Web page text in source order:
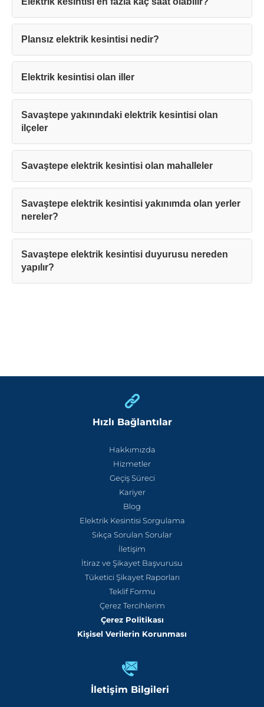
Plansız elektrik kesintisi nedir?
Elektrik kesintisi olan iller
Savaştepe yakınındaki elektrik kesintisi olan
ilçeler
Savaştepe elektrik kesintisi olan mahalleler
Savaştepe elektrik kesintisi yakınımda olan yerler
nereler?
Savaştepe elektrik kesintisi duyurusu nereden
yapılır?
Hızlı Bağlantılar
Hakkımızda
Hizmetler
Geçiş Süreci
Kariyer
Blog
Elektrik Kesintisi Sorgulama
Sıkça Sorulan Sorular
İletişim
İtiraz ve Şikayet Başvurusu
Tüketici Şikayet Raporları
Teklif Formu
Çerez Tercihlerim
Çerez Politikası
Kişisel Verilerin Korunması
İletişim Bilgileri
Teşekkürler!
sürede sizinle iletişime geçilecektir.
Kapat